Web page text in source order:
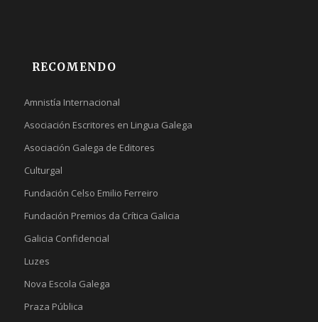
RECOMENDO
Amnistía Internacional
Asociación Escritores en Lingua Galega
Asociación Galega de Editores
Culturgal
Fundación Celso Emilio Ferreiro
Fundación Premios da Crítica Galicia
Galicia Confidencial
Luzes
Nova Escola Galega
Praza Pública